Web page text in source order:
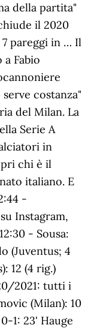
della partita"
il 2020
pareggi in … Il
Fabio
costanza"
del Milan. La
Serie A
in
chi è il
italiano. E
-
Instagram,
- Sousa:
(Juventus; 4
12 (4 rig.)
2021: tutti i
(Milan): 10
1: 23' Hauge